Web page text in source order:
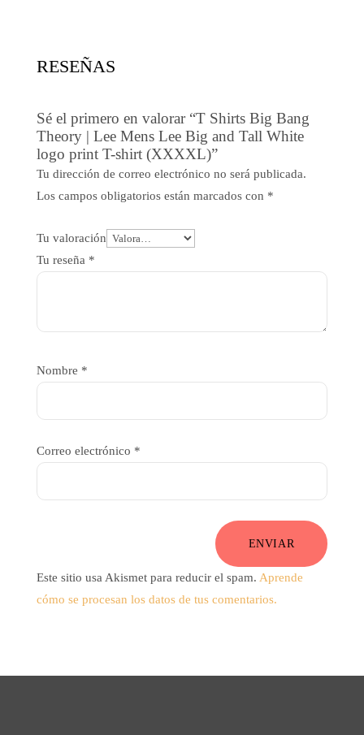
RESEÑAS
Sé el primero en valorar “T Shirts Big Bang
Theory | Lee Mens Lee Big and Tall White
logo print T-shirt (XXXXL)”
Tu dirección de correo electrónico no será publicada.
Los campos obligatorios están marcados con *
Tu valoración
Tu reseña *
Nombre *
Correo electrónico *
ENVIAR
Este sitio usa Akismet para reducir el spam. Aprende
cómo se procesan los datos de tus comentarios.